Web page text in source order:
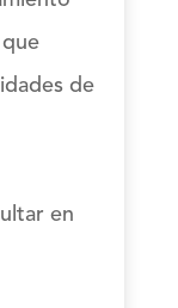
de
en